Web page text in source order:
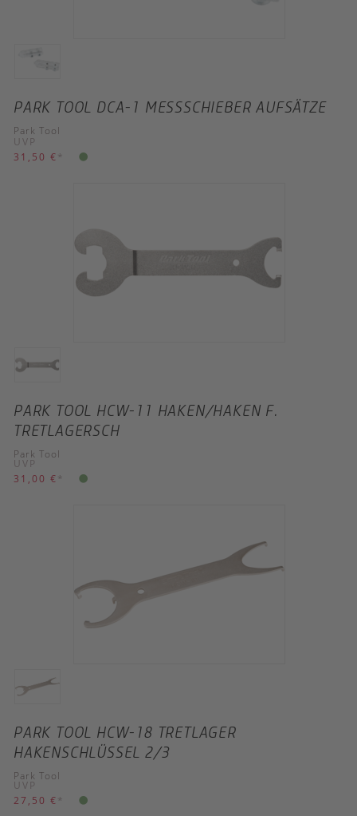
PARK TOOL DCA-1 MESSSCHIEBER AUFSÄTZE
Park Tool
UVP
31,50 € *
PARK TOOL HCW-11 HAKEN/HAKEN F.
TRETLAGERSCH
Park Tool
UVP
31,00 € *
PARK TOOL HCW-18 TRETLAGER
HAKENSCHLÜSSEL 2/3
Park Tool
UVP
27,50 € *